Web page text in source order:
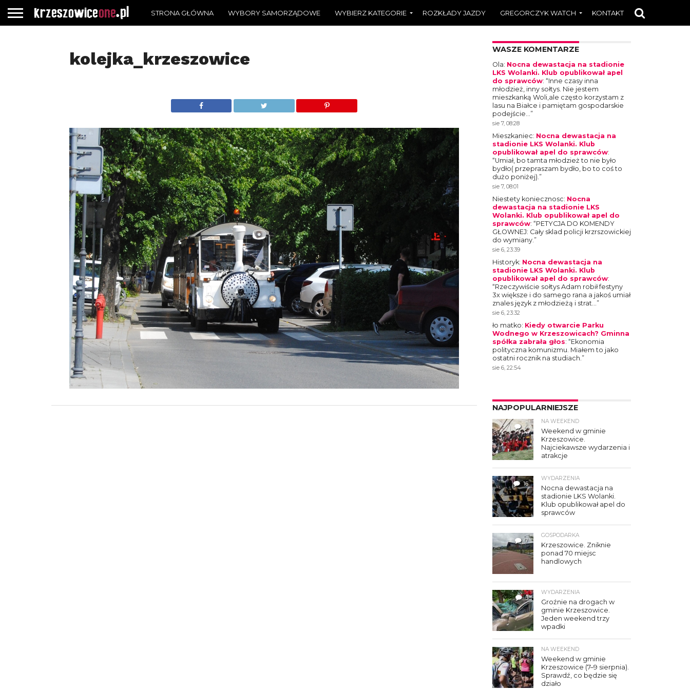
STRONA GŁÓWNA WYBORY SAMORZĄDOWE WYBIERZ KATEGORIE ROZKŁADY JAZDY GREGORCZYK WATCH KONTAKT
kolejka_krzeszowice WASZE KOMENTARZE
Ola: Nocna dewastacja na stadionie
LKS Wolanki. Klub opublikował apel
do sprawców: “Inne czasy inna
młodzież, inny sołtys. Nie jestem
mieszkanką Woli,ale często korzystam z
lasu na Białce i pamiętam gospodarskie
podejście…”
sie 7, 08:28
Mieszkaniec: Nocna dewastacja na
stadionie LKS Wolanki. Klub
opublikował apel do sprawców:
“Umiał, bo tamta młodzież to nie było
bydło( przepraszam bydło, bo to coś to
dużo poniżej).”
sie 7, 08:01
Niestety koniecznosc: Nocna
dewastacja na stadionie LKS
Wolanki. Klub opublikował apel do
sprawców: “PETYCJA DO KOMENDY
GŁOWNEJ: Cały sklad policji krzrszowickiej
do wymiany.”
sie 6, 23:39
Historyk: Nocna dewastacja na
stadionie LKS Wolanki. Klub
opublikował apel do sprawców:
“Rzeczywiście sołtys Adam robił festyny
3x większe i do samego rana a jakoś umiał
znales język z młodzieżą i strat…”
sie 6, 23:32
ło matko: Kiedy otwarcie Parku
Wodnego w Krzeszowicach? Gminna
spółka zabrała głos: “Ekonomia
polityczna komunizmu. Miałem to jako
ostatni rocznik na studiach.”
sie 6, 22:54
NAJPOPULARNIEJSZE
4
NA WEEKEND
Weekend w gminie
Krzeszowice.
Najciekawsze wydarzenia i
atrakcje
16
WYDARZENIA
Nocna dewastacja na
stadionie LKS Wolanki.
Klub opublikował apel do
sprawców
7
GOSPODARKA
Krzeszowice. Zniknie
ponad 70 miejsc
handlowych
3
WYDARZENIA
Groźnie na drogach w
gminie Krzeszowice.
Jeden weekend trzy
wpadki
NA WEEKEND
Weekend w gminie
Krzeszowice (7–9 sierpnia).
Sprawdź, co będzie się
działo